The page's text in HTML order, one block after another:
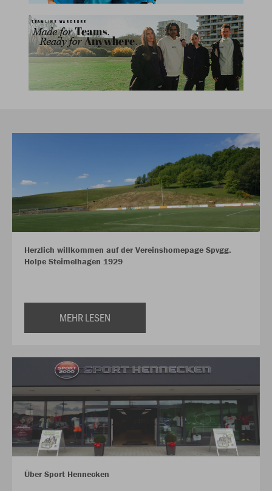
Herzlich willkommen auf der Vereinshomepage Spvgg.
Holpe Steimelhagen 1929
MEHR LESEN
Über Sport Hennecken